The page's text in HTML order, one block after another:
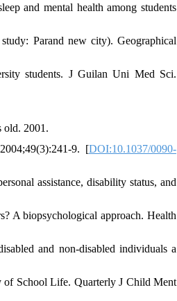
and mental health among students
Parand new city). Geographical
students. J Guilan Uni Med Sci.
old. 2001.
9. [DOI:10.1037/0090-
assistance, disability status, and
A biopsychological approach. Health
and non-disabled individuals a
of School Life. Quarterly J Child Ment